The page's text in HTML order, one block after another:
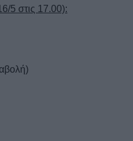
5 στις 17.00):